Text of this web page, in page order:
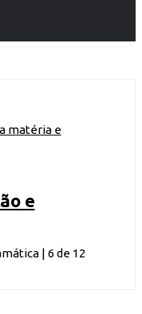
matéria e
e
| 6 de 12